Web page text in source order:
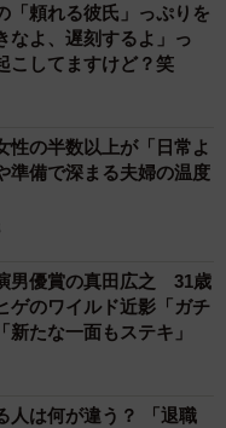
「頼れる彼氏」っぷりを
よ、遅刻するよ」っ
こしてますけど？笑
性の半数以上が「日常よ
備で深まる夫婦の温度
男優賞の真田広之 31歳
ゲのワイルド近影「ガチ
新たな一面もステキ」
人は何が違う？ 「退職